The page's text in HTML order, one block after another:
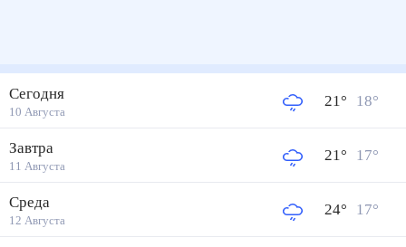
Сегодня
10 Августа
21° 18°
Завтра
11 Августа
21° 17°
Среда
12 Августа
24° 17°